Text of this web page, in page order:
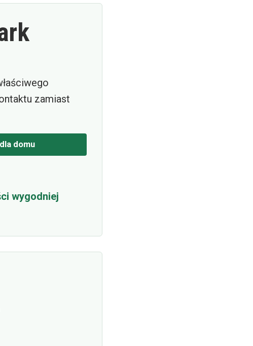
zamiast
domu
wygodniej